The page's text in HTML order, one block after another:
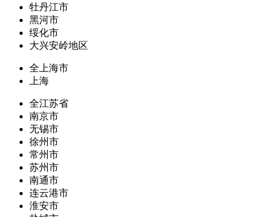
牡丹江市
黑河市
绥化市
大兴安岭地区
全上海市
上海
全江苏省
南京市
无锡市
徐州市
常州市
苏州市
南通市
连云港市
淮安市